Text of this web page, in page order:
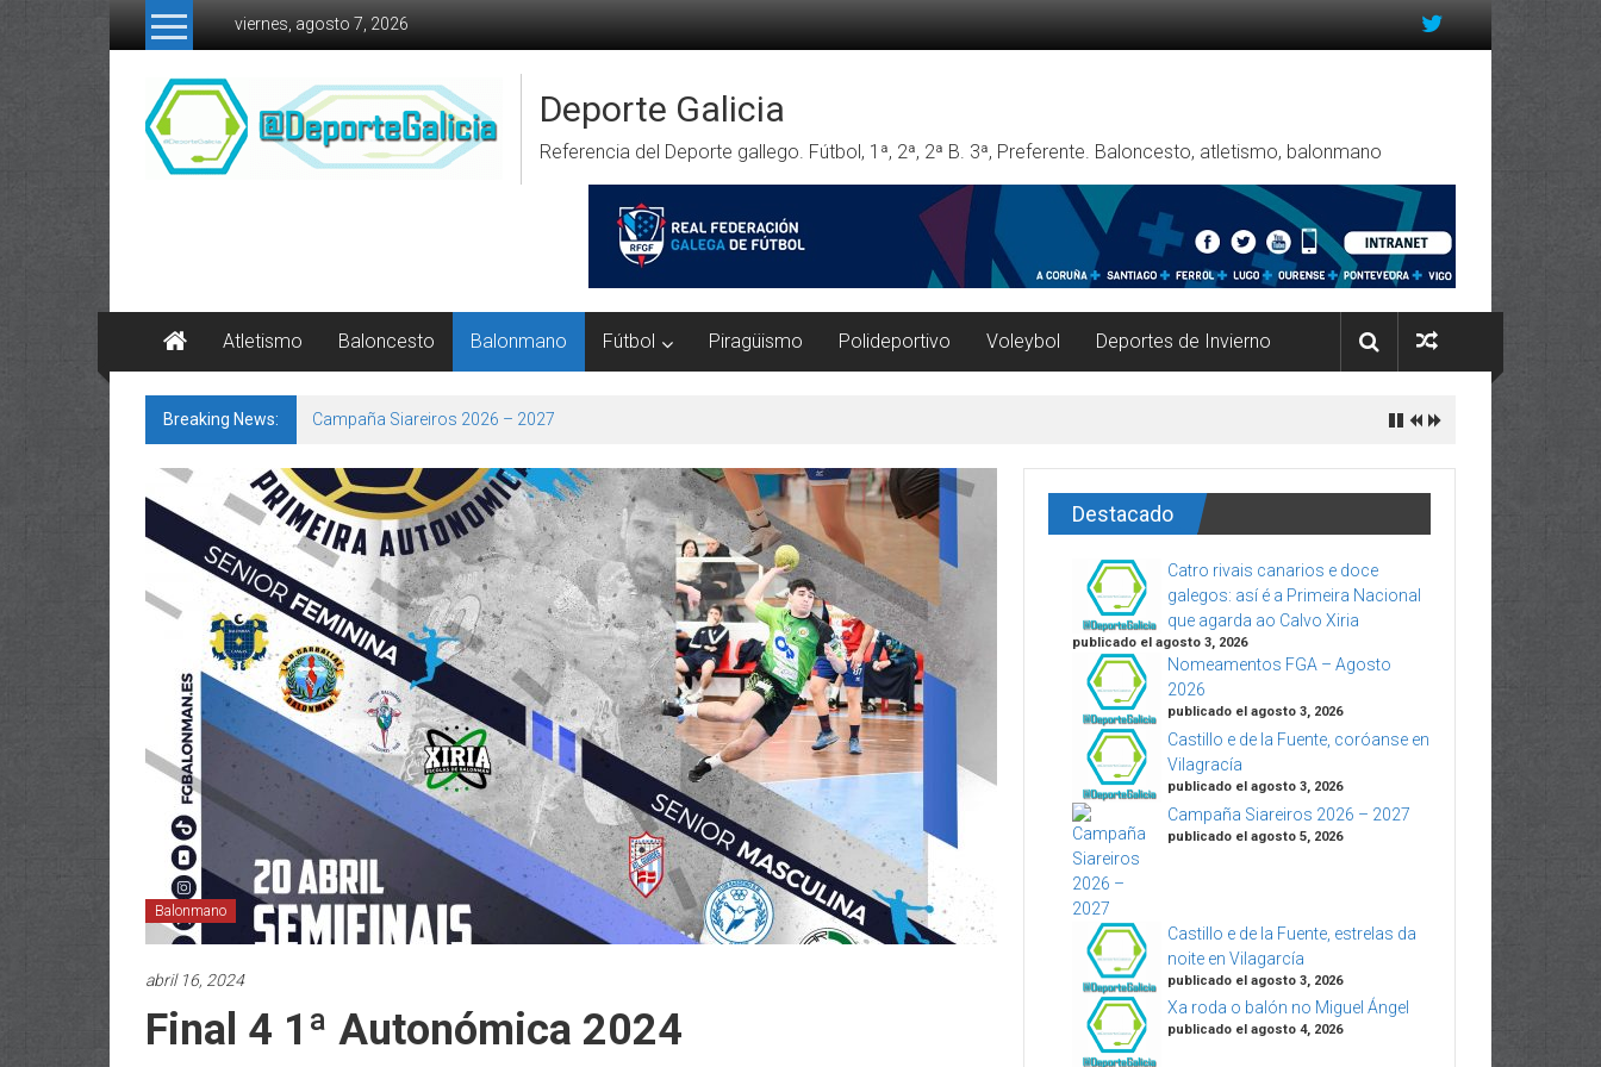
Skip to content
viernes, agosto 7, 2026
Deporte Galicia
Referencia del Deporte gallego. Fútbol, 1ª, 2ª, 2ª B. 3ª, Preferente. Baloncesto, atletismo, balonmano
Atletismo Baloncesto Balonmano Fútbol Piragüismo Polideportivo Voleybol Deportes de Invierno
Breaking News: Campaña Siareiros 2026 – 2027
Balonmano
abril 16, 2024
Final 4 1ª Autonómica 2024
Destacado
Catro rivais canarios e doce
galegos: así é a Primeira Nacional
que agarda ao Calvo Xiria
publicado el agosto 3, 2026
Nomeamentos FGA – Agosto
2026
publicado el agosto 3, 2026
Castillo e de la Fuente, coróanse en
Vilagracía
publicado el agosto 3, 2026
Campaña Siareiros 2026 – 2027
publicado el agosto 5, 2026
Castillo e de la Fuente, estrelas da
noite en Vilagarcía
publicado el agosto 3, 2026
Xa roda o balón no Miguel Ángel
publicado el agosto 4, 2026